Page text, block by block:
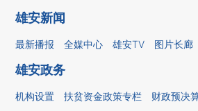
雄安新闻
最新播报 全媒中心 雄安TV 图片长廊
雄安政务
机构设置 扶贫资金政策专栏
财政预决